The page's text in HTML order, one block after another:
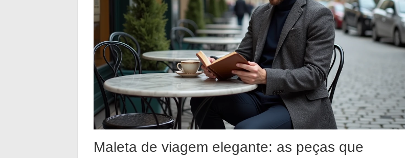
Maleta de viagem elegante: as peças que